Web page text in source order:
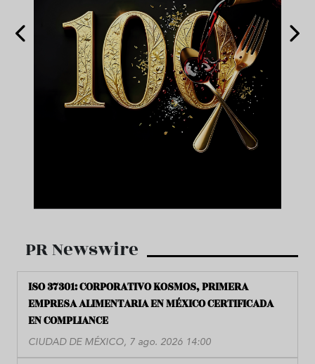
PR Newswire
ISO 37301: CORPORATIVO KOSMOS, PRIMERA
EMPRESA ALIMENTARIA EN MÉXICO CERTIFICADA
EN COMPLIANCE
CIUDAD DE MÉXICO, 7 ago. 2026 14:00